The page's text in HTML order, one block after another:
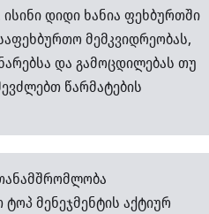
დიდი ხანია ფეხბურთში
მემკვიდრეობას,
და გამოცდილებას თუ
წარმატების
მენეჯმენტის აქტიურ